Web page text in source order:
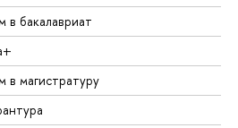
в бакалавриат
в магистратуру